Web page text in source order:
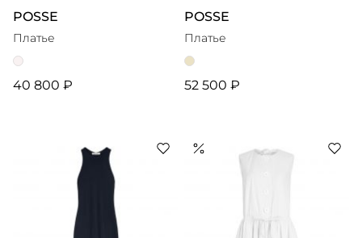
POSSE
Платье
40 800 ₽
POSSE
Платье
52 500 ₽